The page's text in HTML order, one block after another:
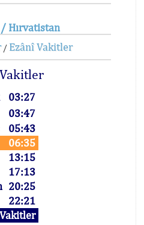
Hırvatistan
/ Ezânî Vakitler
03:27
03:47
05:43
06:35
13:15
17:13
20:25
22:21